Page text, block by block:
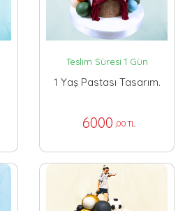
Teslim Süresi 1 Gün
1 Yaş Pastası Tasarım.
6000 ,00 TL